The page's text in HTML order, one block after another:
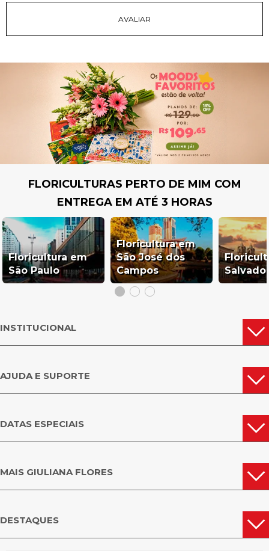
FLORICULTURAS PERTO DE MIM COM
ENTREGA EM ATÉ 3 HORAS
Floricultura em
São Paulo
Floricultura em
São José dos
Campos
INSTITUCIONAL
AJUDA E SUPORTE
DATAS ESPECIAIS
MAIS GIULIANA FLORES
DESTAQUES